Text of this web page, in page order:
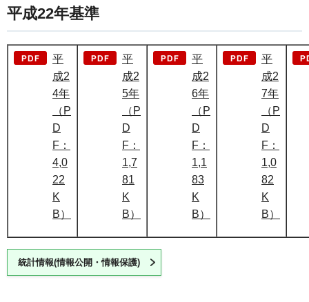
平成22年基準
平
成2
4年
（P
D
F：
4,0
22
K
B）
平
成2
5年
（P
D
F：
1,7
81
K
B）
平
成2
6年
（P
D
F：
1,1
83
K
B）
平
成2
7年
（P
D
F：
1,0
82
K
B）
統計情報(情報公開・情報保護)